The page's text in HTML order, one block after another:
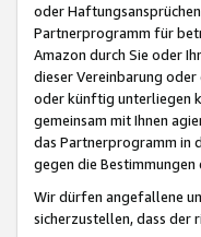
oder
Partnerprogramm für
Amazon durch Sie oder
dieser Vereinbarung
oder künftig unterliegen
gemeinsam mit Ihnen
das Partnerprogramm in
gegen die
Wir dürfen angefallene
sicherzustellen, dass der